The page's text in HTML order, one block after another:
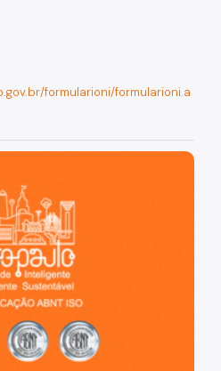
formularioni/formularioni.a
resiliente e sustentável